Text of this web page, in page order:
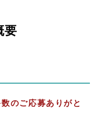
要
のご応募ありがと